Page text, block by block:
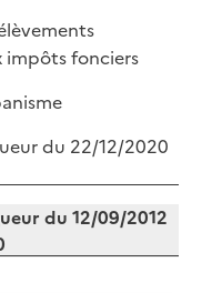
impôts fonciers
du 22/12/2020
du 12/09/2012